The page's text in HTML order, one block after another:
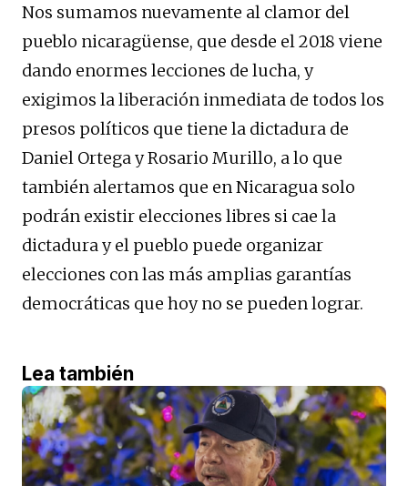
Nos sumamos nuevamente al clamor del
pueblo nicaragüense, que desde el 2018 viene
dando enormes lecciones de lucha, y
exigimos la liberación inmediata de todos los
presos políticos que tiene la dictadura de
Daniel Ortega y Rosario Murillo, a lo que
también alertamos que en Nicaragua solo
podrán existir elecciones libres si cae la
dictadura y el pueblo puede organizar
elecciones con las más amplias garantías
democráticas que hoy no se pueden lograr.
Lea también